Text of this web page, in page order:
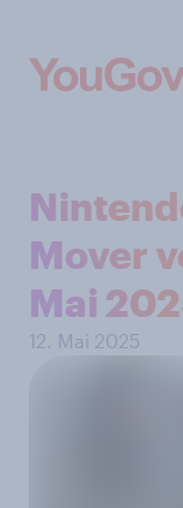
Mover
Mai
12. Mai 2025